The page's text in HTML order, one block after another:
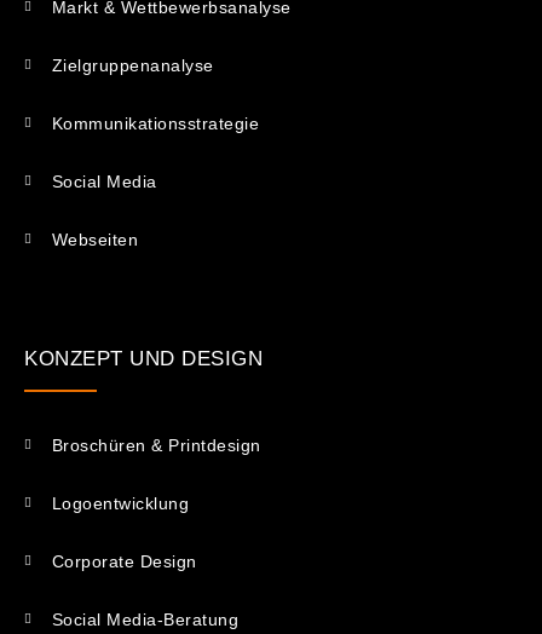
Markt & Wettbewerbsanalyse
Zielgruppenanalyse
Kommunikations­strategie
Social Media
Webseiten
KONZEPT UND DESIGN
Broschüren & Printdesign
Logoentwicklung
Corporate Design
Social Media-Beratung